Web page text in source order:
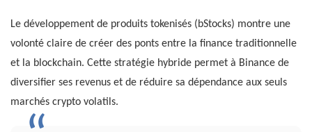
Le développement de produits tokenisés (bStocks) montre une
volonté claire de créer des ponts entre la finance traditionnelle
et la blockchain. Cette stratégie hybride permet à Binance de
diversifier ses revenus et de réduire sa dépendance aux seuls
marchés crypto volatils.